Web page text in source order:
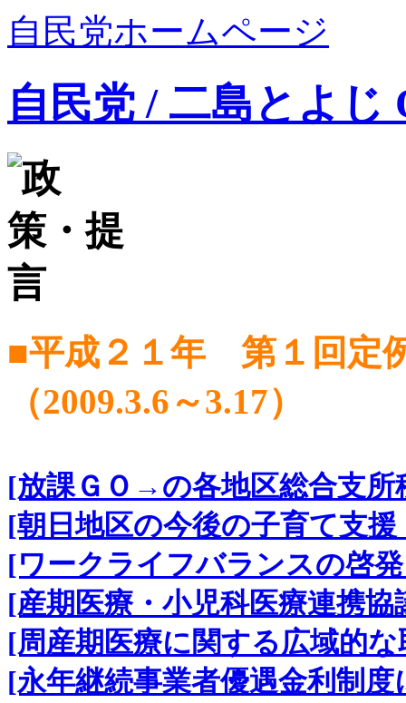
自民党ホームページ
自民党 / 二島とよじ
■平成２１年 第１回定
（2009.3.6～3.17）
[放課ＧＯ→の各地区総合支所
[朝日地区の今後の子育て支
[ワークライフバランスの啓
[産期医療・小児科医療連携
[周産期医療に関する広域的
[永年継続事業者優遇金利制